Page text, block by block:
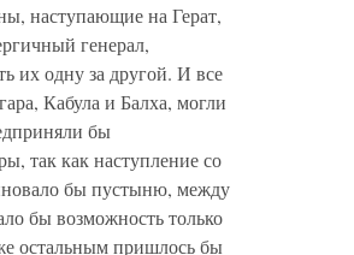
наступающие на Герат,
генерал,
их одну за другой. И все
Кабула и Балха, могли
бы
так как наступление со
бы пустыню, между
бы возможность только
остальным пришлось бы